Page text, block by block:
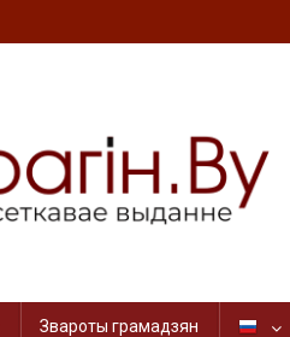
Звароты грамадзян